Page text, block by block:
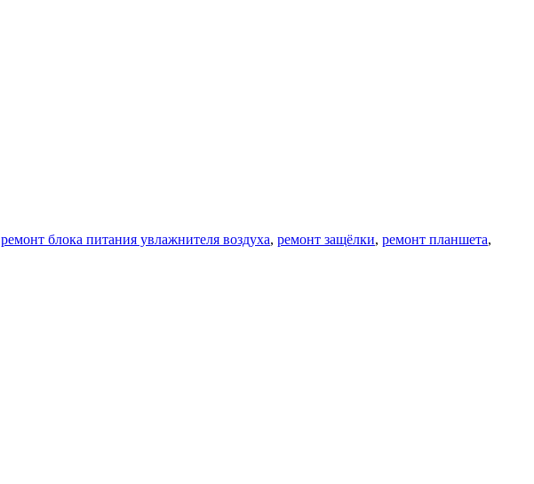
ремонт блока питания увлажнителя воздуха, ремонт защёлки, ремонт планшета,